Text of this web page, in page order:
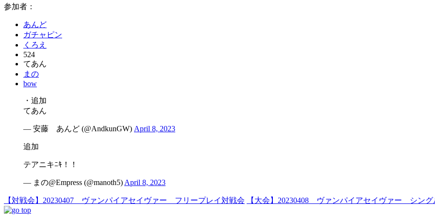
参加者：
あんど
ガチャピン
くろえ
524
てあん
まの
bow
・追加
てあん
— 安藤 あんど (@AndkunGW) April 8, 2023
追加
テアニキﾆｷ！！
— まの@Empress (@manoth5) April 8, 2023
【対戦会】20230407 ヴァンパイアセイヴァー フリープレイ対戦会 【大会】20230408 ヴァンパイアセイヴァー シング